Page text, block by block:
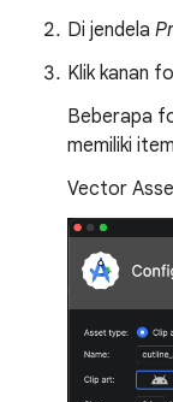
Di jendela
Klik kanan
Beberapa
memiliki
Vector